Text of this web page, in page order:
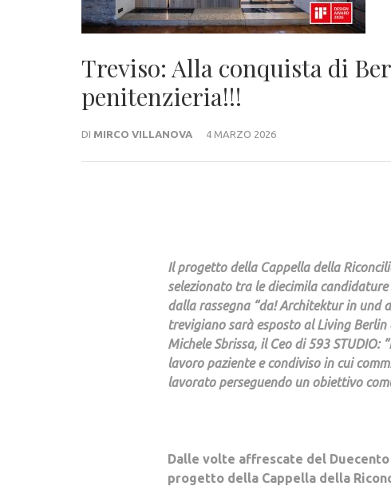
Treviso: Alla conquista di
penitenzieria!!!
DI MIRCO VILLANOVA 4 MARZO 2026
Il progetto della Cappella della
selezionato tra le diecimila
dalla rassegna “da! Architektur in und
trevigiano sarà esposto al Living
Michele Sbrissa, il Ceo di 593
lavoro paziente e condiviso in cui
lavorato perseguendo un obiettivo
Dalle volte affrescate del
progetto della Cappella della